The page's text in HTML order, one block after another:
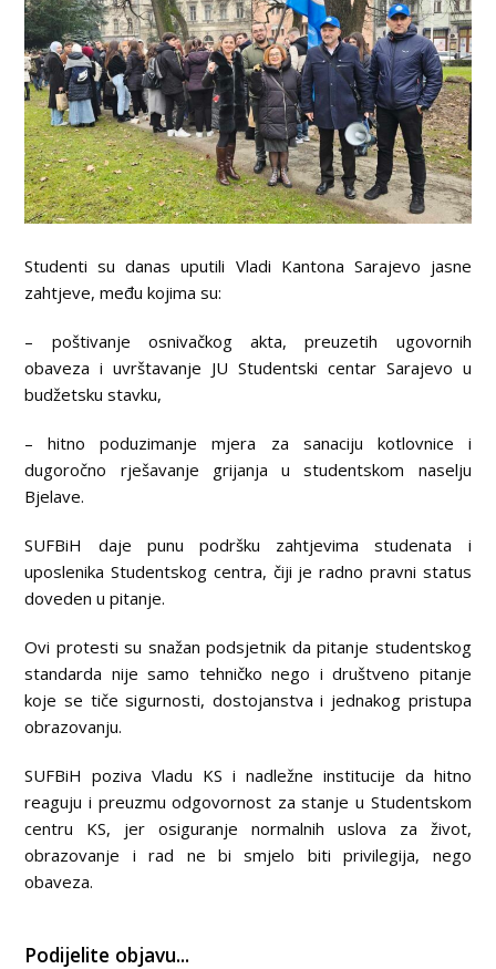
Studenti su danas uputili Vladi Kantona Sarajevo jasne
zahtjeve, među kojima su:
– poštivanje osnivačkog akta, preuzetih ugovornih
obaveza i uvrštavanje JU Studentski centar Sarajevo u
budžetsku stavku,
– hitno poduzimanje mjera za sanaciju kotlovnice i
dugoročno rješavanje grijanja u studentskom naselju
Bjelave.
SUFBiH daje punu podršku zahtjevima studenata i
uposlenika Studentskog centra, čiji je radno pravni status
doveden u pitanje.
Ovi protesti su snažan podsjetnik da pitanje studentskog
standarda nije samo tehničko nego i društveno pitanje
koje se tiče sigurnosti, dostojanstva i jednakog pristupa
obrazovanju.
SUFBiH poziva Vladu KS i nadležne institucije da hitno
reaguju i preuzmu odgovornost za stanje u Studentskom
centru KS, jer osiguranje normalnih uslova za život,
obrazovanje i rad ne bi smjelo biti privilegija, nego
obaveza.
Podijelite objavu...